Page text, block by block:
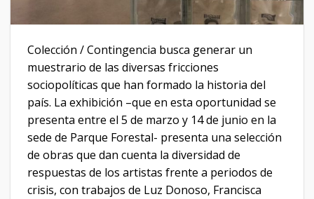
Colección / Contingencia busca generar un
muestrario de las diversas fricciones
sociopolíticas que han formado la historia del
país. La exhibición –que en esta oportunidad se
presenta entre el 5 de marzo y 14 de junio en la
sede de Parque Forestal- presenta una selección
de obras que dan cuenta la diversidad de
respuestas de los artistas frente a periodos de
crisis, con trabajos de Luz Donoso, Francisca